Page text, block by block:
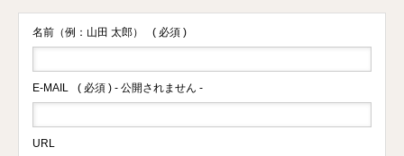
名前（例：山田 太郎） ( 必須 )
E-MAIL ( 必須 ) - 公開されません -
URL